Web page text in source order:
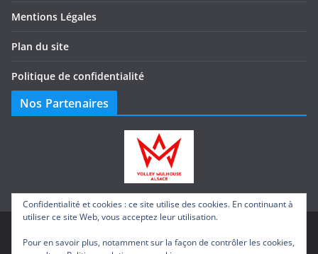
Mentions Légales
Plan du site
Politique de confidentialité
Nos Partenaires
Confidentialité et cookies : ce site utilise des cookies. En continuant à
utiliser ce site Web, vous acceptez leur utilisation.
Pour en savoir plus, notamment sur la façon de contrôler les cookies,